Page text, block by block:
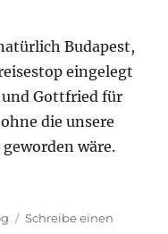
Budapest,
eingelegt
und Gottfried für
die unsere
wäre.
Schreibe einen